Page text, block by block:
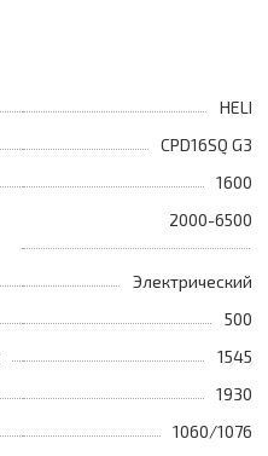
HELI
CPD16SQ G3
1600
2000-6500
Электрический
500
1545
1930
1060/1076